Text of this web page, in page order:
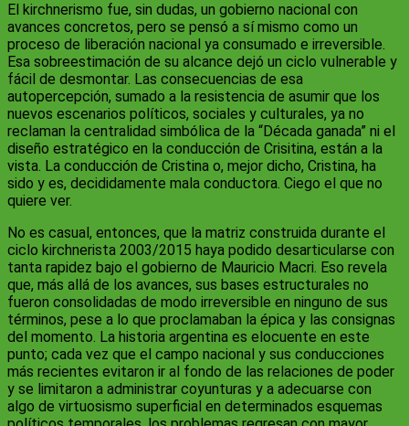
El kirchnerismo fue, sin dudas, un gobierno nacional con
avances concretos, pero se pensó a sí mismo como un
proceso de liberación nacional ya consumado e irreversible.
Esa sobreestimación de su alcance dejó un ciclo vulnerable y
fácil de desmontar. Las consecuencias de esa
autopercepción, sumado a la resistencia de asumir que los
nuevos escenarios políticos, sociales y culturales, ya no
reclaman la centralidad simbólica de la “Década ganada” ni el
diseño estratégico en la conducción de Crisitina, están a la
vista. La conducción de Cristina o, mejor dicho, Cristina, ha
sido y es, decididamente mala conductora. Ciego el que no
quiere ver.
No es casual, entonces, que la matriz construida durante el
ciclo kirchnerista 2003/2015 haya podido desarticularse con
tanta rapidez bajo el gobierno de Mauricio Macri. Eso revela
que, más allá de los avances, sus bases estructurales no
fueron consolidadas de modo irreversible en ninguno de sus
términos, pese a lo que proclamaban la épica y las consignas
del momento. La historia argentina es elocuente en este
punto; cada vez que el campo nacional y sus conducciones
más recientes evitaron ir al fondo de las relaciones de poder
y se limitaron a administrar coyunturas y a adecuarse con
algo de virtuosismo superficial en determinados esquemas